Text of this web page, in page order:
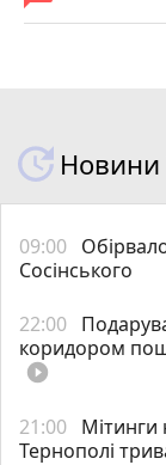
Новини
09:00
Сосінського
22:00
коридором
play_circle_filled
21:00 Мітинги
Тернополі